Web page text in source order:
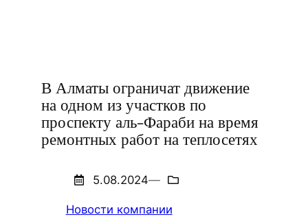
В Алматы ограничат движение
на одном из участков по
проспекту аль-Фараби на время
ремонтных работ на теплосетях
5.08.2024—
Новости компании